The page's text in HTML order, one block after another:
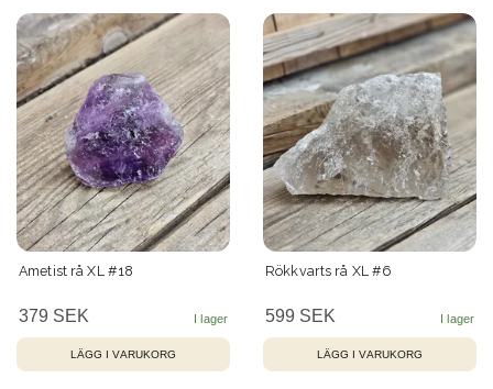
Ametist rå XL #18
379 SEK
Rökkvarts rå XL #6
599 SEK